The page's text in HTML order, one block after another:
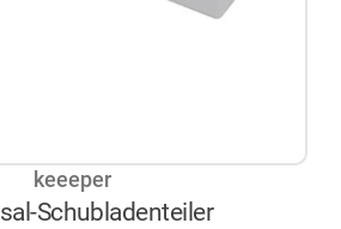
keeeper
Schubladenteiler